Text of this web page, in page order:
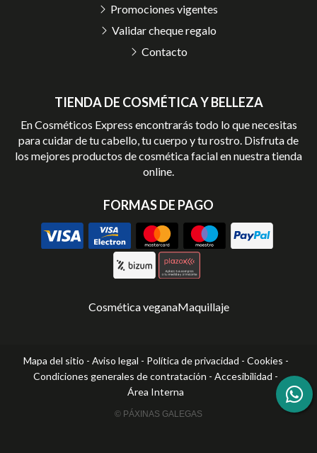
TIENDA DE COSMÉTICA Y BELLEZA
En Cosméticos Express encontrarás todo lo que necesitas
para cuidar de tu cabello, tu cuerpo y tu rostro. Disfruta de
los mejores productos de cosmética facial en nuestra tienda
online.
FORMAS DE PAGO
Promociones vigentes
Validar cheque regalo
Contacto
Cosmética veganaMaquillaje
Mapa del sitio - Aviso legal - Política de privacidad - Cookies -
Condiciones generales de contratación - Accesibilidad -
Área Interna
© PÁXINAS GALEGAS